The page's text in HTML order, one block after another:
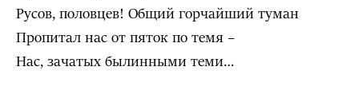
Русов, половцев! Общий горчайший туман
Пропитал нас от пяток по темя –
Нас, зачатых былинными теми…